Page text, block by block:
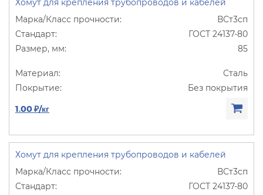
Хомут для крепления трубопроводов и кабелей
ВСт3сп
ГОСТ 24137-80
85
Сталь
Без покрытия
1.00 ₽/кг
Хомут для крепления трубопроводов и кабелей
ВСт3сп
ГОСТ 24137-80